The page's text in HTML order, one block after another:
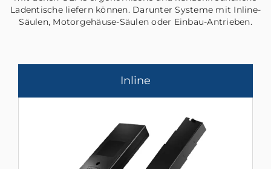
Ladentische liefern können. Darunter Systeme mit Inline-
Säulen, Motorgehäuse-Säulen oder Einbau-Antrieben.
Inline